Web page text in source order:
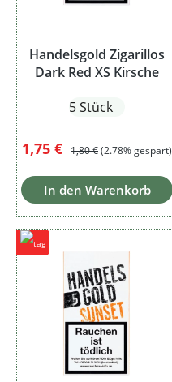
Handelsgold Zigarillos
Dark Red XS Kirsche
5 Stück
Verkaufspreis:
1,75 € Regulärer Preis:
1,80 €(2.78% gespart)
In den Warenkorb